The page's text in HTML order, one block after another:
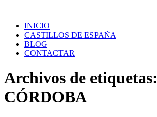
contenidoINICIO
CASTILLOS DE ESPAÑA
BLOG
CONTACTAR
Archivos de etiquetas:
CÓRDOBA